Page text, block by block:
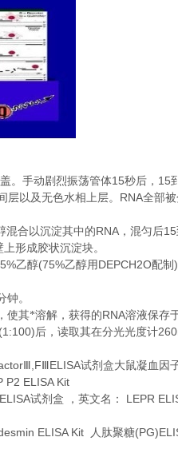
盖。手动剧烈振荡管体15秒后， 15到
层以及无色水相上层。 RNA全部
混合以沉淀其中的RNA ，混匀后15
形成胶状沉淀块。
乙醇(75%乙醇用 DEPCH2O配制 )
钟。
使其*溶解，获得的RNA溶液保存
(1:100)后，读取其在分光光度计
,F ELISA试剂盒大鼠凝血因
P2 ELISA Kit
试剂盒 ，英文名：
LEPR
ELISA Kit 人肽聚糖